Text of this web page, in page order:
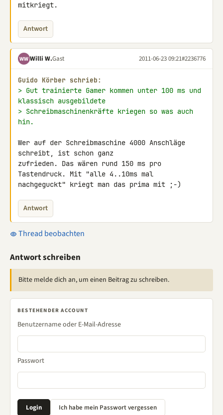
mitkriegt.
Antwort
WW Willi W.Gast 2011-06-23 09:21#2236776
Guido Körber schrieb:
> Gut trainierte Gamer kommen unter 100 ms und
klassisch ausgebildete
> Schreibmaschinenkräfte kriegen so was auch
hin.
Wer auf der Schreibmaschine 4000 Anschläge
schreibt, ist schon ganz
zufrieden. Das wären rund 150 ms pro
Tastendruck. Mit "alle 4..10ms mal
nachgeguckt" kriegt man das prima mit ;-)
Antwort
Thread beobachten
Antwort schreiben
Bitte melde dich an, um einen Beitrag zu schreiben.
BESTEHENDER ACCOUNT
Benutzername oder E-Mail-Adresse
Passwort